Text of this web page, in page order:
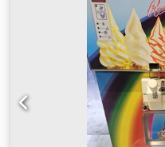
Nr. 456 Grau ASM 60-120
Dkjdpfx Ansyntu Aefsr Nr.
Drehtisch Nr. 83
Werkzeuge EI
TKSM/H Nr. 5709 EI 66 ,
479 wassner TKSM/H. Nr.
fehlen Nr. 480 Ess TM 30-
9/1106 1979 MIG / MAG